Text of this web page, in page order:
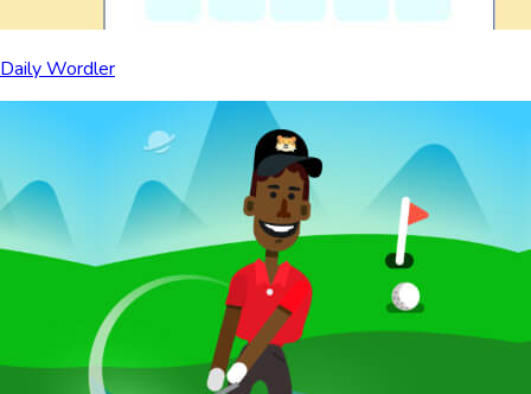
Daily Wordler